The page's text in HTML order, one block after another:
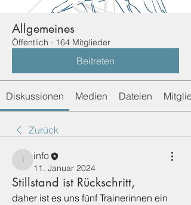
Allgemeines
Öffentlich · 164 Mitglieder
Beitreten
Diskussionen Medien Dateien
Zurück
info
info
11. Januar 2024
Stillstand ist Rückschritt,
daher ist es uns fünf Trainerinnen ein